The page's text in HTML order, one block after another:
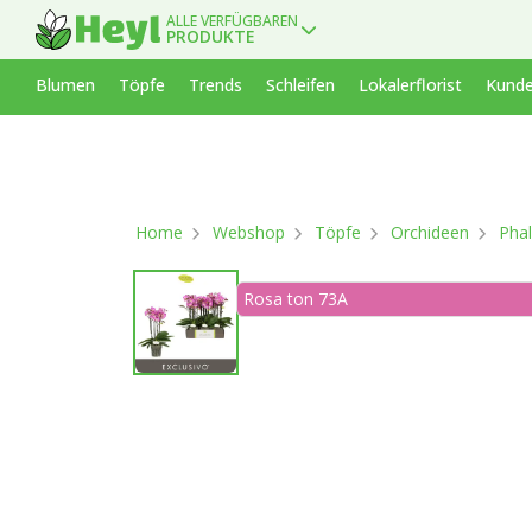
ALLE VERFÜGBAREN
PRODUKTE
Blumen Töpfe Trends Schleifen Lokalerflorist
Home Webshop Töpfe Orchideen
Rosa ton 73A